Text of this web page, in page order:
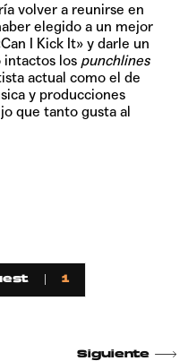
volver a reunirse en
elegido a un mejor
I Kick It» y darle un
los punchlines
actual como el de
y producciones
que tanto gusta al
1
Siguiente